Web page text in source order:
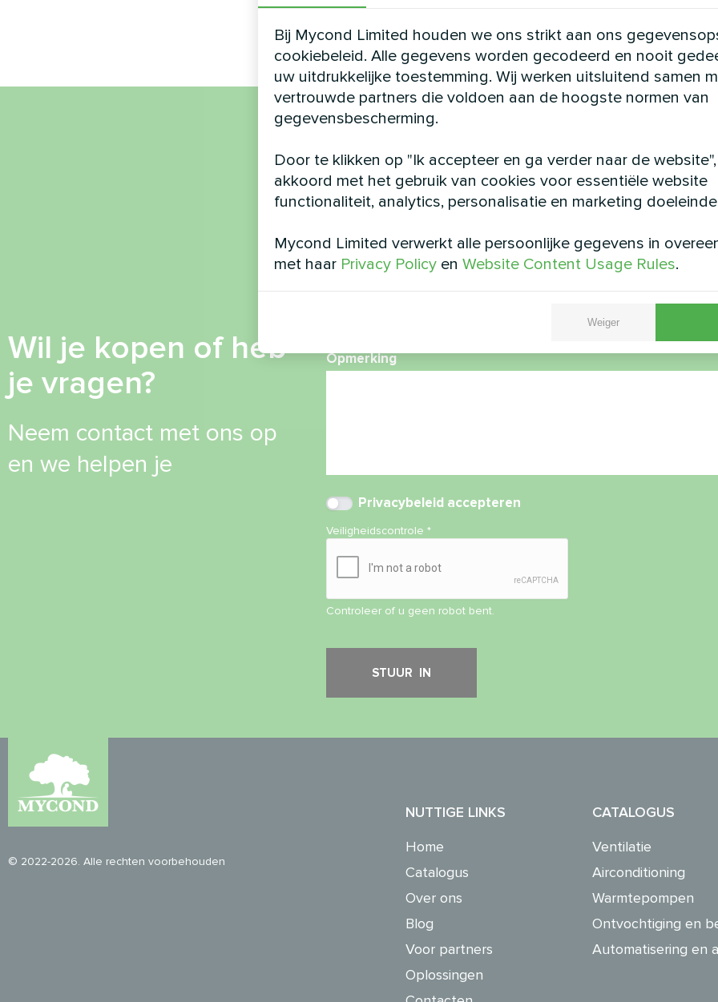
Wil je kopen of heb
je vragen?
Neem contact met ons op
en we helpen je
Telefoonnummer
Opmerking
Privacybeleid accepteren
Veiligheidscontrole*
Controleer of u geen robot bent.
© 2022-2026. Alle rechten voorbehouden
NUTTIGE LINKS
Home
Catalogus
Over ons
Blog
Voor partners
Oplossingen
CATALOGUS
Ventilatie
Airconditioning
Warmtepompen
Ontvochtiging en
Automatisering en
Bij Mycond Limited houden we ons strikt aan ons
cookiebeleid. Alle gegevens worden gecodeerd en nooit
uw uitdrukkelijke toestemming. Wij werken uitsluitend samen
vertrouwde partners die voldoen aan de hoogste normen van
gegevensbescherming.
Door te klikken op "Ik accepteer en ga verder naar de
akkoord met het gebruik van cookies voor essentiële website
functionaliteit, analytics, personalisatie en marketing
Mycond Limited verwerkt alle persoonlijke gegevens in
met haar Privacy Policy en Website Content Usage Rules.
Weiger